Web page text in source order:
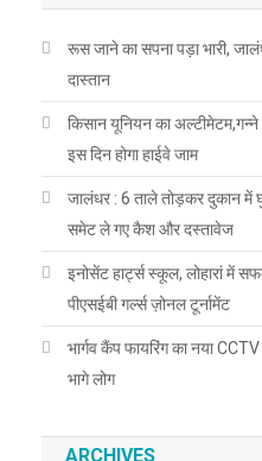
रूस जाने का सपना पड़ा भारी,
दास्तान
किसान यूनियन का अल्टीमेटम,गन्ने
इस दिन होगा हाईवे जाम
जालंधर : 6 ताले तोड़कर दुकान में
समेट ले गए कैश और दस्तावेज
इनोसेंट हार्ट्स स्कूल, लोहारां में
पीएसईबी गर्ल्स ज़ोनल टूर्नामेंट
भार्गव कैंप फायरिंग का नया
भागे लोग
ARCHIVES